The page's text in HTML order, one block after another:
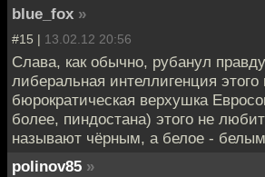
blue_fox »
#15 | 13.02.12 20:56
Слава, как обычно, рубанул
либеральная интеллигенция
бюрократическая верхушка
более, пиндостана) этого не
называют чёрным, а белое -
polinov85 »